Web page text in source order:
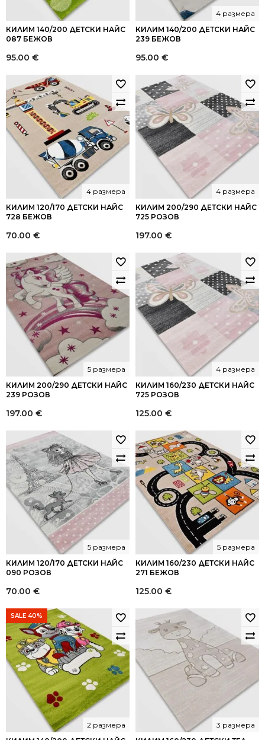
КИЛИМ 140/200 ДЕТСКИ НАЙС
087 БЕЖОВ
95.00 €
КИЛИМ 140/200 ДЕТСКИ НАЙС
239 БЕЖОВ
4 размера
95.00 €
КИЛИМ 120/170 ДЕТСКИ НАЙС
728 БЕЖОВ
4 размера
70.00 €
КИЛИМ 200/290 ДЕТСКИ НАЙС
725 РОЗОВ
4 размера
197.00 €
КИЛИМ 200/290 ДЕТСКИ НАЙС
239 РОЗОВ
5 размера
197.00 €
КИЛИМ 160/230 ДЕТСКИ НАЙС
725 РОЗОВ
4 размера
125.00 €
КИЛИМ 120/170 ДЕТСКИ НАЙС
090 РОЗОВ
5 размера
70.00 €
КИЛИМ 160/230 ДЕТСКИ НАЙС
271 БЕЖОВ
5 размера
125.00 €
SALE 40%
2 размера
3 размера